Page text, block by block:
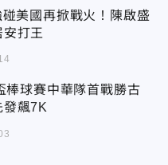
美國再掀戰火！陳啟盛
打王
棒球賽中華隊首戰勝古
飆7K